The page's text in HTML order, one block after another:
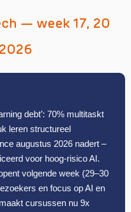
— week 17, 20
debt’: 70% multitaskt
leren structureel
augustus 2026 nadert –
voor hoog-risico AI.
volgende week (29–30
en focus op AI en
cursussen nu 9x